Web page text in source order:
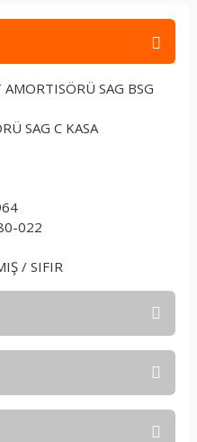
SAG BSG
SAG C KASA
022
/ SIFIR